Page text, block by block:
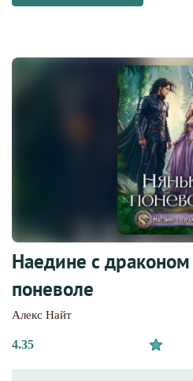
Наедине с
поневоле
Алекс Найт
4.35